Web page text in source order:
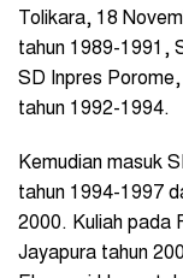
Tolikara, 18
tahun 1989-1991,
SD Inpres
tahun 1992-1994.
Kemudian masuk
tahun 1994-1997
2000. Kuliah pada
Jayapura tahun